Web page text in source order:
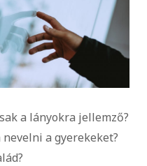
a lányokra jellemző?
a gyerekeket?